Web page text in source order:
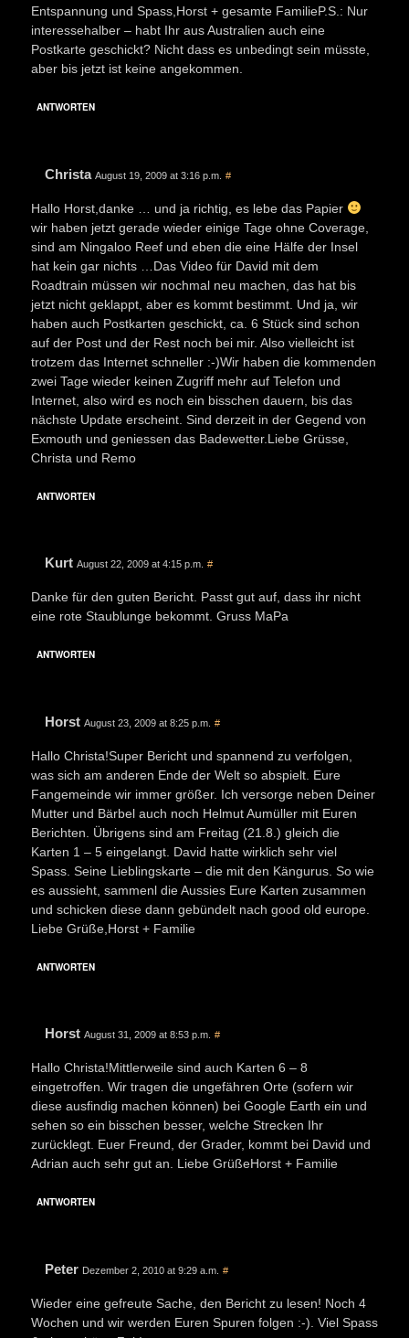
Entspannung und Spass,Horst + gesamte FamilieP.S.: Nur
interessehalber – habt Ihr aus Australien auch eine
Postkarte geschickt? Nicht dass es unbedingt sein müsste,
aber bis jetzt ist keine angekommen.
ANTWORTEN
Christa August 19, 2009 at 3:16 p.m. #
Hallo Horst,danke … und ja richtig, es lebe das Papier
wir haben jetzt gerade wieder einige Tage ohne Coverage,
sind am Ningaloo Reef und eben die eine Hälfe der Insel
hat kein gar nichts …Das Video für David mit dem
Roadtrain müssen wir nochmal neu machen, das hat bis
jetzt nicht geklappt, aber es kommt bestimmt. Und ja, wir
haben auch Postkarten geschickt, ca. 6 Stück sind schon
auf der Post und der Rest noch bei mir. Also vielleicht ist
trotzem das Internet schneller :-)Wir haben die kommenden
zwei Tage wieder keinen Zugriff mehr auf Telefon und
Internet, also wird es noch ein bisschen dauern, bis das
nächste Update erscheint. Sind derzeit in der Gegend von
Exmouth und geniessen das Badewetter.Liebe Grüsse,
Christa und Remo
ANTWORTEN
Kurt August 22, 2009 at 4:15 p.m. #
Danke für den guten Bericht. Passt gut auf, dass ihr nicht
eine rote Staublunge bekommt. Gruss MaPa
ANTWORTEN
Horst August 23, 2009 at 8:25 p.m. #
Hallo Christa!Super Bericht und spannend zu verfolgen,
was sich am anderen Ende der Welt so abspielt. Eure
Fangemeinde wir immer größer. Ich versorge neben Deiner
Mutter und Bärbel auch noch Helmut Aumüller mit Euren
Berichten. Übrigens sind am Freitag (21.8.) gleich die
Karten 1 – 5 eingelangt. David hatte wirklich sehr viel
Spass. Seine Lieblingskarte – die mit den Kängurus. So wie
es aussieht, sammenl die Aussies Eure Karten zusammen
und schicken diese dann gebündelt nach good old europe.
Liebe Grüße,Horst + Familie
ANTWORTEN
Horst August 31, 2009 at 8:53 p.m. #
Hallo Christa!Mittlerweile sind auch Karten 6 – 8
eingetroffen. Wir tragen die ungefähren Orte (sofern wir
diese ausfindig machen können) bei Google Earth ein und
sehen so ein bisschen besser, welche Strecken Ihr
zurücklegt. Euer Freund, der Grader, kommt bei David und
Adrian auch sehr gut an. Liebe GrüßeHorst + Familie
ANTWORTEN
Peter Dezember 2, 2010 at 9:29 a.m. #
Wieder eine gefreute Sache, den Bericht zu lesen! Noch 4
Wochen und wir werden Euren Spuren folgen :-). Viel Spass